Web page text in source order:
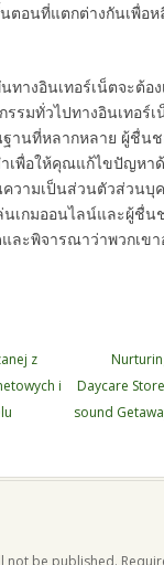
ตอนที่แตกต่างกันเพื่อ
างอินเทอร์เน็ตจะต้อง
รมทั่วไปทางอินเทอร์เ
านที่หลากหลาย ผู้ชื่นช
เพื่อให้คุณแก้ไขปัญหา
วามเป็นส่วนตัวส่วนบุ
นเกมออนไลน์และผู้ชื่น
ละพิจารณาว่าพวกเข
z
i
Daycare
sound